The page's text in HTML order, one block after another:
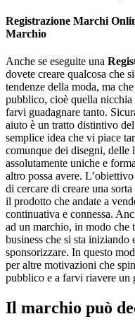
Registrazione Marchi
Marchio
Anche se eseguite una
dovete creare qualcosa che
tendenze della moda, ma
pubblico, cioè quella nicchia
farvi guadagnare tanto.
aiuto è un tratto distintivo
semplice idea che vi piace
comunque dei disegni, delle
assolutamente uniche e
altro possa avere.
di cercare di creare una
il prodotto che andate a
continuativa e connessa.
ad un marchio, in modo che
business che si sta iniziando
sponsorizzare. In questo
per altre motivazioni che
pubblico e a farvi riavere un
Il marchio può